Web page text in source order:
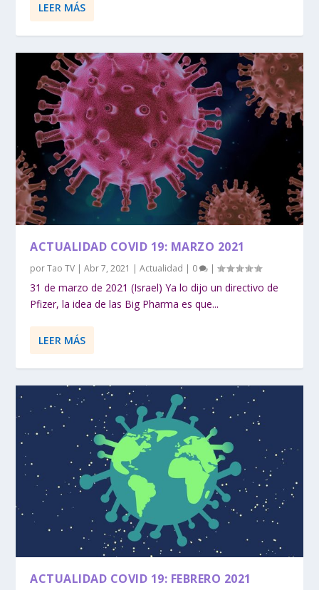
LEER MÁS
ACTUALIDAD COVID 19: MARZO 2021
porTao TV |Abr 7, 2021 |Actualidad | 0 |
31 de marzo de 2021 (Israel) Ya lo dijo un directivo de
Pfizer, la idea de las Big Pharma es que...
LEER MÁS
ACTUALIDAD COVID 19: FEBRERO 2021